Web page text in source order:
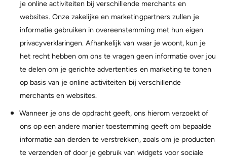
je online activiteiten bij verschillende merchants en
websites. Onze zakelijke en marketingpartners zullen je
informatie gebruiken in overeenstemming met hun eigen
privacyverklaringen. Afhankelijk van waar je woont, kun je
het recht hebben om ons te vragen geen informatie over jou
te delen om je gerichte advertenties en marketing te tonen
op basis van je online activiteiten bij verschillende
merchants en websites.
Wanneer je ons de opdracht geeft, ons hierom verzoekt of
ons op een andere manier toestemming geeft om bepaalde
informatie aan derden te verstrekken, zoals om je producten
te verzenden of door je gebruik van widgets voor sociale